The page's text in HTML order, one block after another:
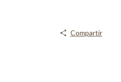
Compartir